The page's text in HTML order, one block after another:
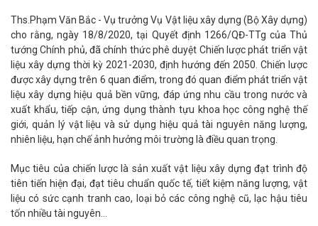
Ths.Phạm Văn Bắc - Vụ trưởng Vụ Vật liệu xây dựng (Bộ Xây dựng)
cho rằng, ngày 18/8/2020, tại Quyết định 1266/QĐ-TTg của Thủ
tướng Chính phủ, đã chính thức phê duyệt Chiến lược phát triển vật
liệu xây dựng thời kỳ 2021-2030, định hướng đến 2050. Chiến lược
được xây dựng trên 6 quan điểm, trong đó quan điểm phát triển vật
liệu xây dựng hiệu quả bền vững, đáp ứng nhu cầu trong nước và
xuất khẩu, tiếp cận, ứng dụng thành tựu khoa học công nghệ thế
giới, quản lý vật liệu và sử dụng hiệu quả tài nguyên năng lượng,
nhiên liệu, hạn chế ảnh hưởng môi trường là điều quan trọng.
Mục tiêu của chiến lược là sản xuất vật liệu xây dựng đạt trình độ
tiên tiến hiện đại, đạt tiêu chuẩn quốc tế, tiết kiệm năng lượng, vật
liệu có sức cạnh tranh cao, loại bỏ các công nghệ cũ, lạc hậu tiêu
tốn nhiều tài nguyên…